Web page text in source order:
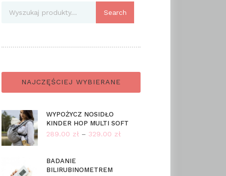
Search
NAJCZĘŚCIEJ WYBIERANE
WYPOŻYCZ NOSIDŁO
KINDER HOP MULTI SOFT
289.00 zł – 329.00 złZakres
BADANIE
BILIRUBINOMETREM